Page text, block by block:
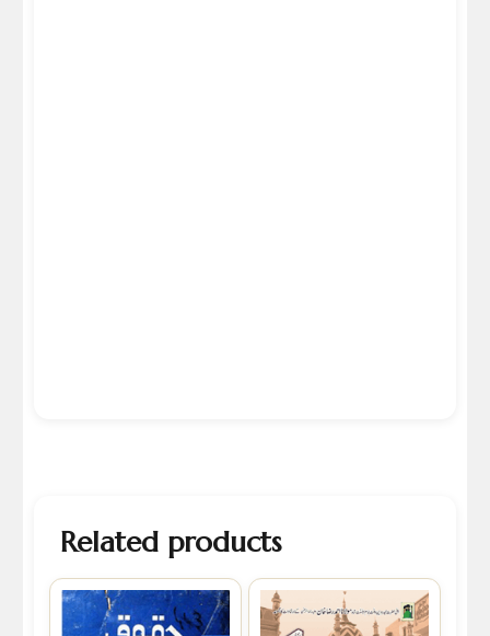
Related products